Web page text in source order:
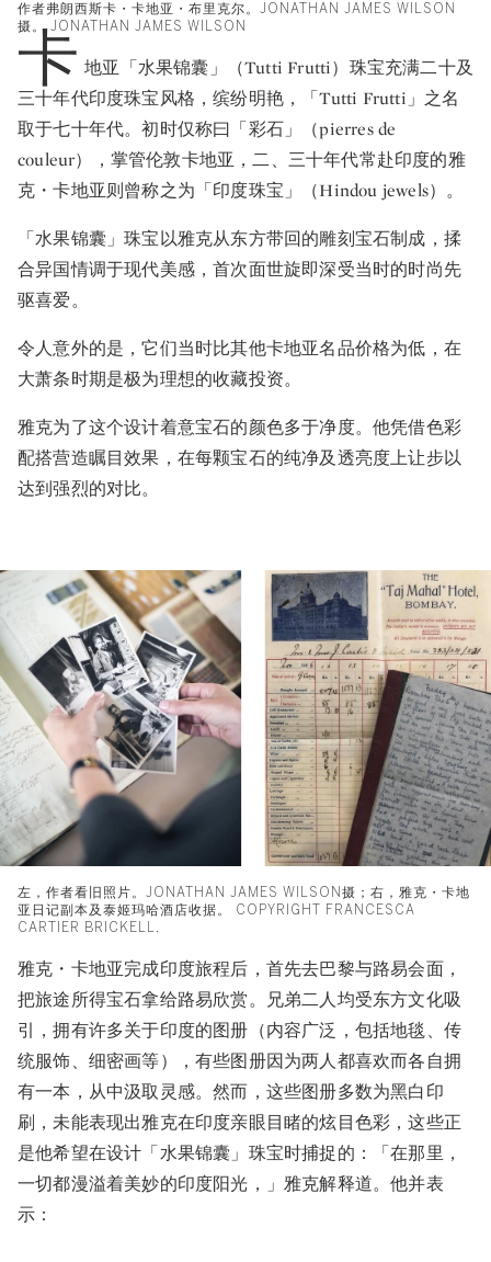
作者弗朗西斯卡・卡地亚・布里克尔。JONATHAN JAMES WILSON
摄。 JONATHAN JAMES WILSON
卡 地亚「水果锦囊」（Tutti Frutti）珠宝充满二十及
三十年代印度珠宝风格，缤纷明艳，「Tutti Frutti」之名
取于七十年代。初时仅称曰「彩石」（pierres de
couleur），掌管伦敦卡地亚，二、三十年代常赴印度的雅
克・卡地亚则曾称之为「印度珠宝」（Hindou jewels）。
「水果锦囊」珠宝以雅克从东方带回的雕刻宝石制成，揉
合异国情调于现代美感，首次面世旋即深受当时的时尚先
驱喜爱。
令人意外的是，它们当时比其他卡地亚名品价格为低，在
大萧条时期是极为理想的收藏投资。
雅克为了这个设计着意宝石的颜色多于净度。他凭借色彩
配搭营造瞩目效果，在每颗宝石的纯净及透亮度上让步以
达到强烈的对比。
左，作者看旧照片。JONATHAN JAMES WILSON摄；右，雅克・卡地
亚日记副本及泰姬玛哈酒店收据。 COPYRIGHT FRANCESCA
CARTIER BRICKELL.
雅克・卡地亚完成印度旅程后，首先去巴黎与路易会面，
把旅途所得宝石拿给路易欣赏。兄弟二人均受东方文化吸
引，拥有许多关于印度的图册（内容广泛，包括地毯、传
统服饰、细密画等），有些图册因为两人都喜欢而各自拥
有一本，从中汲取灵感。然而，这些图册多数为黑白印
刷，未能表现出雅克在印度亲眼目睹的炫目色彩，这些正
是他希望在设计「水果锦囊」珠宝时捕捉的：「在那里，
一切都漫溢着美妙的印度阳光，」雅克解释道。他并表
示：